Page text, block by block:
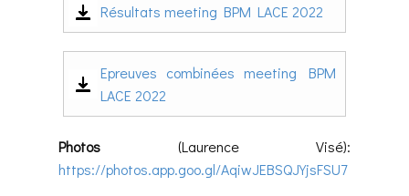
Résultats meeting BPM LACE 2022
Epreuves combinées meeting BPM
LACE 2022
Photos (Laurence Visé):
https://photos.app.goo.gl/AqiwJEBSQJYjsFSU7